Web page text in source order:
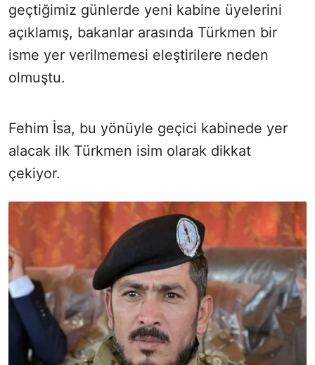
geçtiğimiz günlerde yeni kabine üyelerini
açıklamış, bakanlar arasında Türkmen bir
isme yer verilmemesi eleştirilere neden
olmuştu.
Fehim İsa, bu yönüyle geçici kabinede yer
alacak ilk Türkmen isim olarak dikkat
çekiyor.